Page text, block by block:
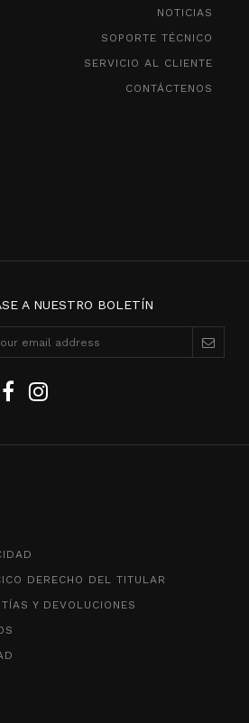
NOTICIAS
SOPORTE TÉCNICO
SERVICIO AL CLIENTE
CONTÁCTENOS
A NUESTRO BOLETÍN
DERECHO DEL TITULAR
Y DEVOLUCIONES